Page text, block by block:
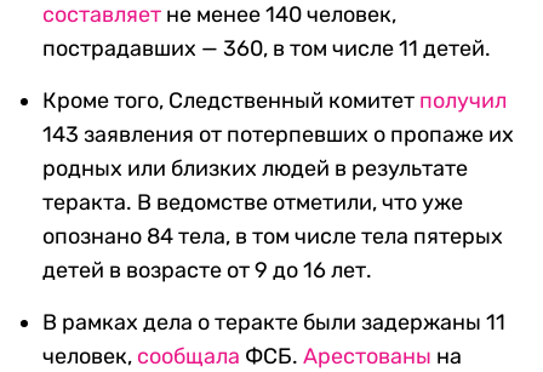
составляет не менее 140 человек,
пострадавших — 360, в том числе 11 детей.
Кроме того, Следственный комитет получил
143 заявления от потерпевших о пропаже их
родных или близких людей в результате
теракта. В ведомстве отметили, что уже
опознано 84 тела, в том числе тела пятерых
детей в возрасте от 9 до 16 лет.
В рамках дела о теракте были задержаны 11
человек, сообщала ФСБ. Арестованы на